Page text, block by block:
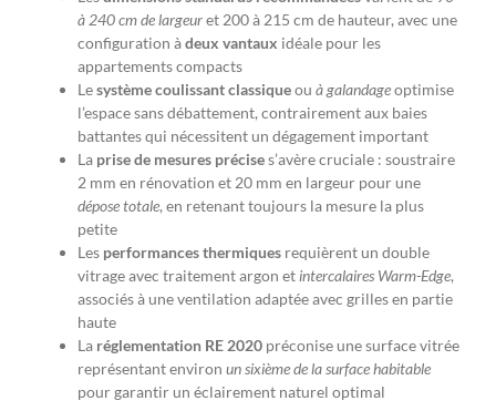
à 240 cm de largeuret 200 à 215 cm de hauteur, avec une
configuration àdeux vantaux idéale pour les
appartements compacts
Lesystème coulissant classiqueou à galandageoptimise
l’espace sans débattement, contrairement aux baies
battantes qui nécessitent un dégagement important
La prise de mesures précises’avère cruciale : soustraire
2 mm en rénovation et 20 mm en largeur pour une
dépose totale, en retenant toujours la mesure la plus
petite
Les performances thermiques requièrent un double
vitrage avec traitement argon et intercalaires Warm-Edge,
associés à une ventilation adaptée avec grilles en partie
haute
La réglementation RE 2020 préconise une surface vitrée
représentant environ un sixième de la surface habitable
pour garantir un éclairement naturel optimal